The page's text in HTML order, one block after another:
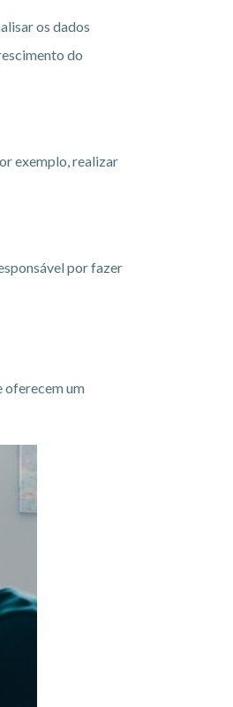
os dados
do
exemplo, realizar
por fazer
oferecem um